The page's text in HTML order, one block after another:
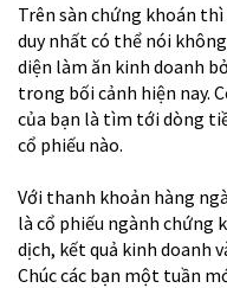
Trên sàn chứng khoán
duy nhất có thể nói
diện làm ăn kinh doanh
trong bối cảnh hiện nay.
của bạn là tìm tới dòng
cổ phiếu nào.
Với thanh khoản hàng
là cổ phiếu ngành chứng
dịch, kết quả kinh doanh
Chúc các bạn một tuần